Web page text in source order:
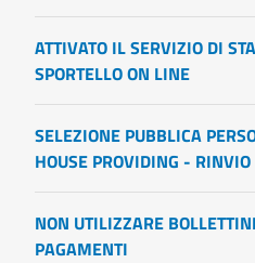
ATTIVATO IL SERVIZIO DI
SPORTELLO ON LINE
SELEZIONE PUBBLICA
HOUSE PROVIDING -
NON UTILIZZARE
PAGAMENTI